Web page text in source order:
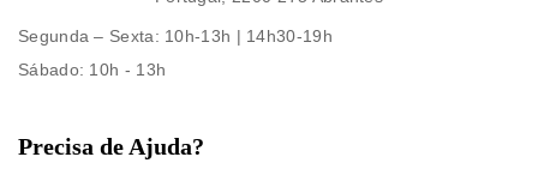
Segunda – Sexta: 10h-13h | 14h30-19h
Sábado: 10h - 13h
Precisa de Ajuda?